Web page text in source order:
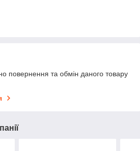
повернення та обмін даного товару